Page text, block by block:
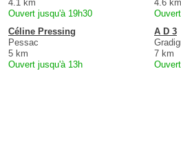
4.1 km
Ouvert jusqu'à 19h30
4.6 km
Céline Pressing
Pessac
5 km
Ouvert jusqu'à 13h
A D 3
7 km